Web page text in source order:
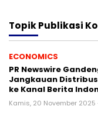
TopikPublikasi
ECONOMICS
PR Newswire
Jangkauan
ke Kanal Berita
Kamis, 20 November 2025